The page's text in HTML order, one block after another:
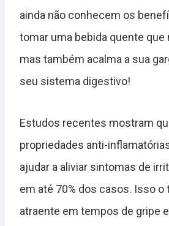
ainda não conhecem os
tomar uma bebida quente que
mas também acalma a sua
seu sistema digestivo!
Estudos recentes mostram
propriedades anti-
ajudar a aliviar sintomas de
em até 70% dos casos. Isso o
atraente em tempos de gripe